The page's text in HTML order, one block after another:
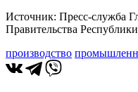
Источник: Пресс-служба
Правительства
производство